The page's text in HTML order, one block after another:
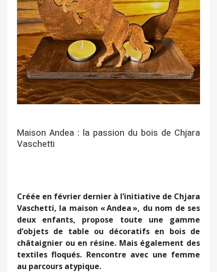
Maison Andea : la passion du bois de Chjara
Vaschetti
Créée en février dernier à l’initiative de Chjara
Vaschetti, la maison « Andea », du nom de ses
deux enfants, propose toute une gamme
d’objets de table ou décoratifs en bois de
châtaignier ou en résine. Mais également des
textiles floqués. Rencontre avec une femme
au parcours atypique.